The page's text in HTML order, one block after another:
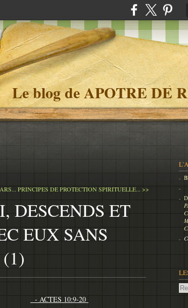
Le blog de APOTRE DE
PRINCIPES DE PROTECTION SPIRITUELLE... >>
DESCENDS ET
EUX SANS
- ACTES 10:9-20